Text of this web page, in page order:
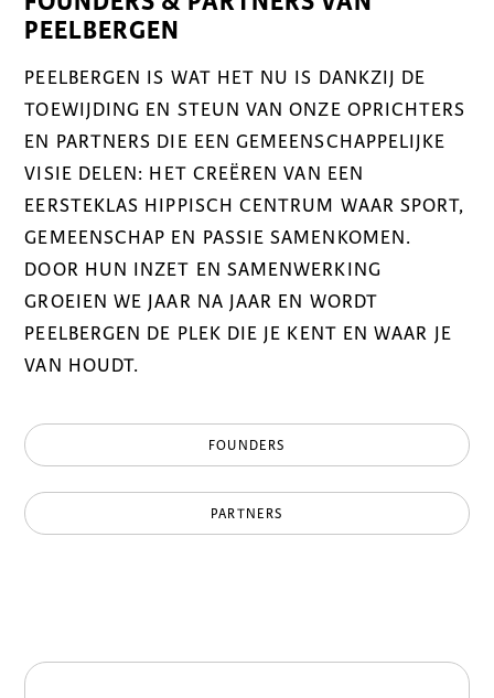
PEELBERGEN
PEELBERGEN IS WAT HET NU IS DANKZIJ DE
TOEWIJDING EN STEUN VAN ONZE OPRICHTERS
EN PARTNERS DIE EEN GEMEENSCHAPPELIJKE
VISIE DELEN: HET CREËREN VAN EEN
EERSTEKLAS HIPPISCH CENTRUM WAAR SPORT,
GEMEENSCHAP EN PASSIE SAMENKOMEN.
DOOR HUN INZET EN SAMENWERKING
GROEIEN WE JAAR NA JAAR EN WORDT
PEELBERGEN DE PLEK DIE JE KENT EN WAAR JE
VAN HOUDT.
FOUNDERS
PARTNERS